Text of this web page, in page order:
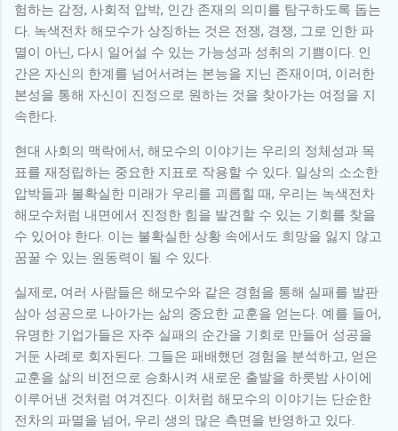
험하는 감정, 사회적 압박, 인간 존재의 의미를 탐구하도록 돕는
다. 녹색전차 해모수가 상징하는 것은 전쟁, 경쟁, 그로 인한 파
멸이 아닌, 다시 일어설 수 있는 가능성과 성취의 기쁨이다. 인
간은 자신의 한계를 넘어서려는 본능을 지닌 존재이며, 이러한
본성을 통해 자신이 진정으로 원하는 것을 찾아가는 여정을 지
속한다.
현대 사회의 맥락에서, 해모수의 이야기는 우리의 정체성과 목
표를 재정립하는 중요한 지표로 작용할 수 있다. 일상의 소소한
압박들과 불확실한 미래가 우리를 괴롭힐 때, 우리는 녹색전차
해모수처럼 내면에서 진정한 힘을 발견할 수 있는 기회를 찾을
수 있어야 한다. 이는 불확실한 상황 속에서도 희망을 잃지 않고
꿈꿀 수 있는 원동력이 될 수 있다.
실제로, 여러 사람들은 해모수와 같은 경험을 통해 실패를 발판
삼아 성공으로 나아가는 삶의 중요한 교훈을 얻는다. 예를 들어,
유명한 기업가들은 자주 실패의 순간을 기회로 만들어 성공을
거둔 사례로 회자된다. 그들은 패배했던 경험을 분석하고, 얻은
교훈을 삶의 비전으로 승화시켜 새로운 출발을 하룻밤 사이에
이루어낸 것처럼 여겨진다. 이처럼 해모수의 이야기는 단순한
전차의 파멸을 넘어, 우리 생의 많은 측면을 반영하고 있다.